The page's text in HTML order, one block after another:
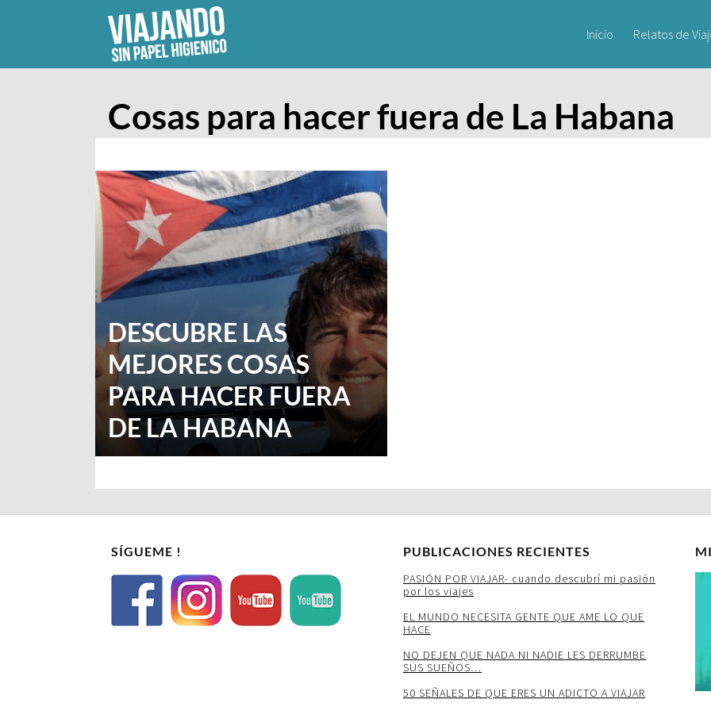
Inicio Relatos de
Cosas para hacer fuera de La Habana
DESCUBRE LAS
MEJORES COSAS
PARA HACER FUERA
DE LA HABANA
SÍGUEME ! PUBLICACIONES RECIENTES
PASIÓN POR VIAJAR- cuando descubrí mi pasión
por los viajes
EL MUNDO NECESITA GENTE QUE AME LO QUE
HACE
NO DEJEN QUE NADA NI NADIE LES DERRUMBE
SUS SUEÑOS…
50 SEÑALES DE QUE ERES UN ADICTO A VIAJAR